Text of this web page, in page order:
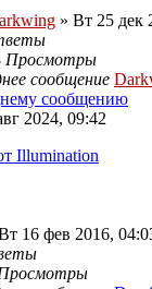
» Вт 25 дек
Просмотры
сообщение
сообщению
2024, 09:42
Illumination
16 фев 2016,